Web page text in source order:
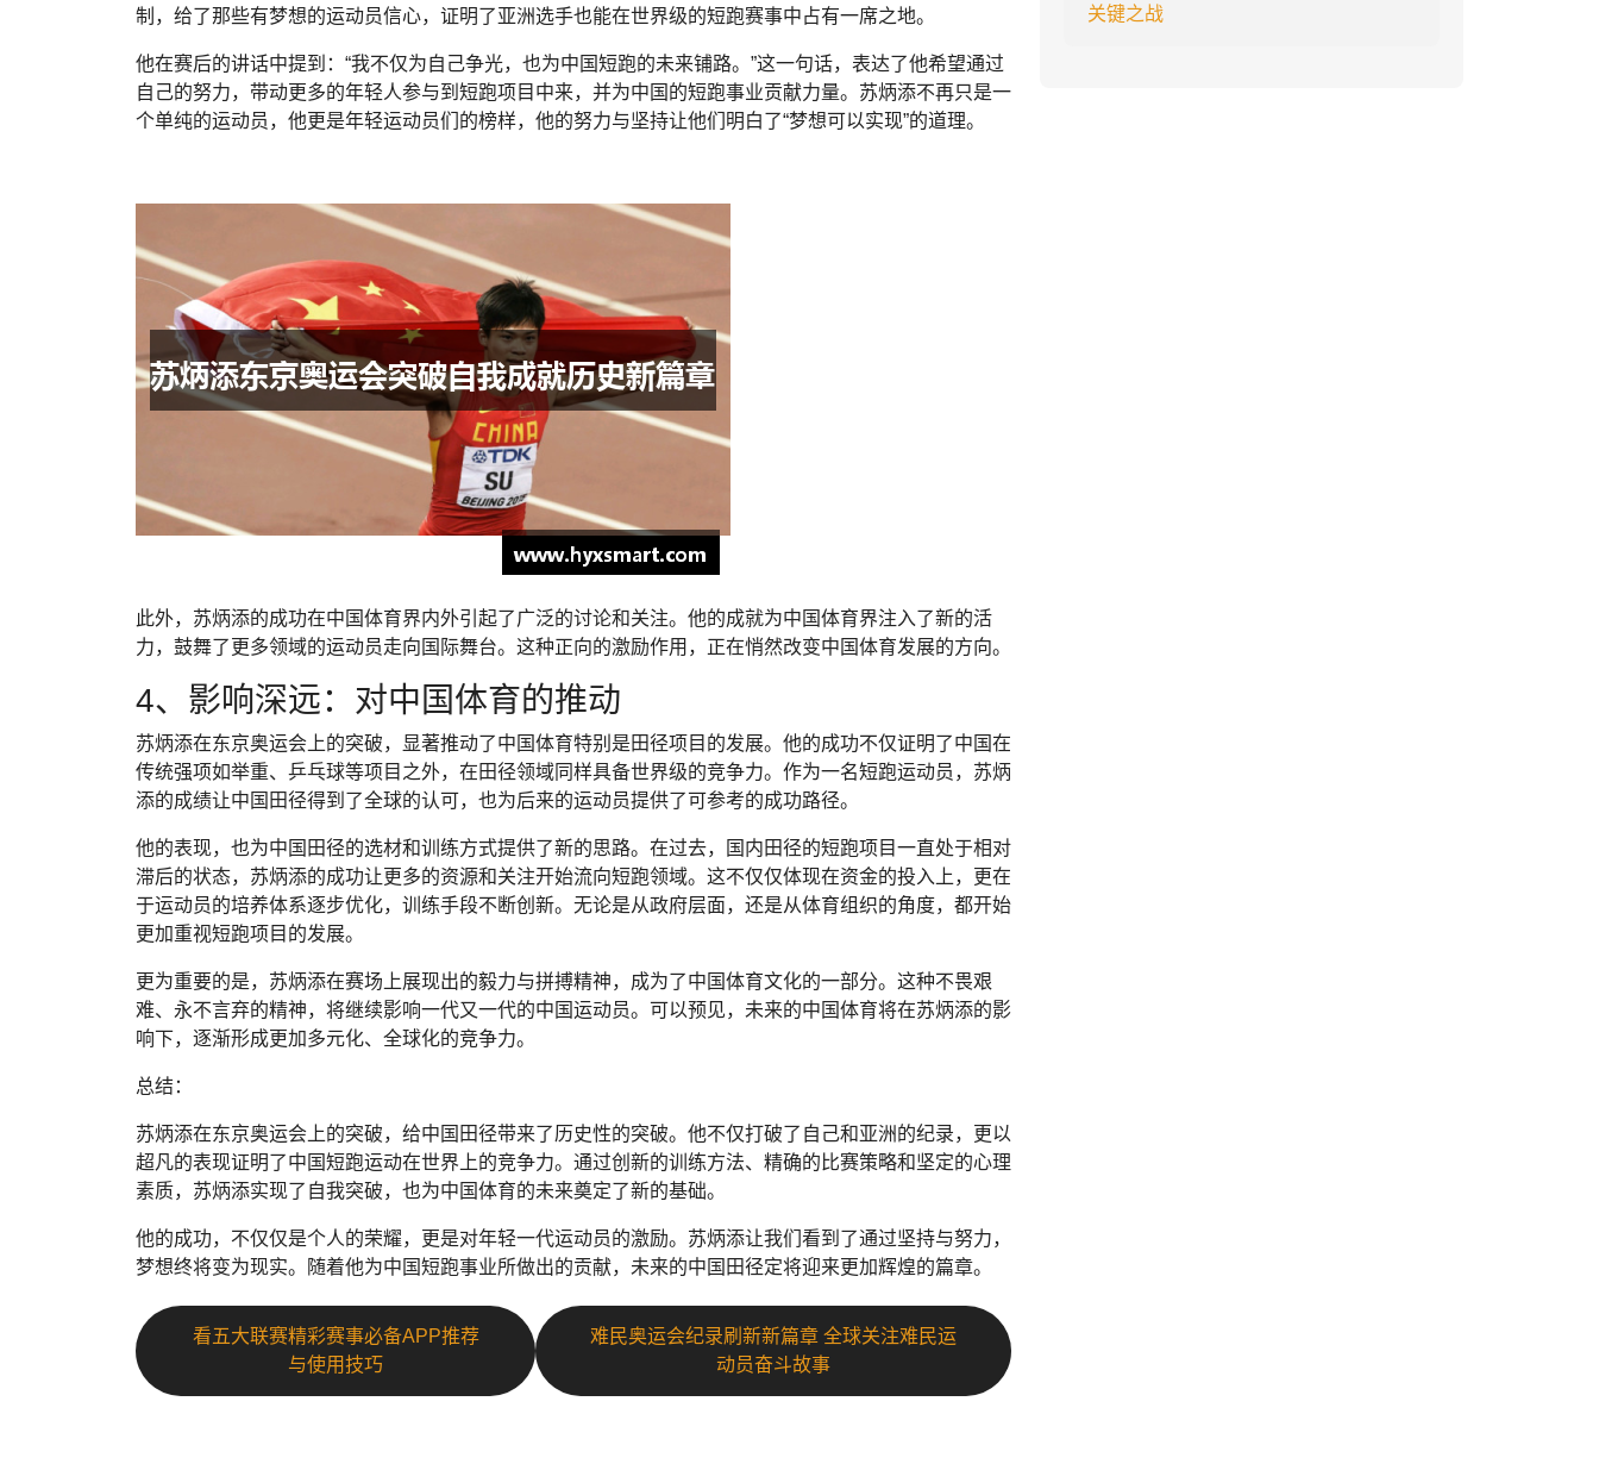
制，给了那些有梦想的运动员信心，证明了亚洲选手也能在世界级的短跑赛事中占有一席之地。
他在赛后的讲话中提到：“我不仅为自己争光，也为中国短跑的未来铺路。”这一句话，表达了他希望通过
自己的努力，带动更多的年轻人参与到短跑项目中来，并为中国的短跑事业贡献力量。苏炳添不再只是一
个单纯的运动员，他更是年轻运动员们的榜样，他的努力与坚持让他们明白了“梦想可以实现”的道理。
此外，苏炳添的成功在中国体育界内外引起了广泛的讨论和关注。他的成就为中国体育界注入了新的活
力，鼓舞了更多领域的运动员走向国际舞台。这种正向的激励作用，正在悄然改变中国体育发展的方向。
4、影响深远：对中国体育的推动
苏炳添在东京奥运会上的突破，显著推动了中国体育特别是田径项目的发展。他的成功不仅证明了中国在
传统强项如举重、乒乓球等项目之外，在田径领域同样具备世界级的竞争力。作为一名短跑运动员，苏炳
添的成绩让中国田径得到了全球的认可，也为后来的运动员提供了可参考的成功路径。
他的表现，也为中国田径的选材和训练方式提供了新的思路。在过去，国内田径的短跑项目一直处于相对
滞后的状态，苏炳添的成功让更多的资源和关注开始流向短跑领域。这不仅仅体现在资金的投入上，更在
于运动员的培养体系逐步优化，训练手段不断创新。无论是从政府层面，还是从体育组织的角度，都开始
更加重视短跑项目的发展。
更为重要的是，苏炳添在赛场上展现出的毅力与拼搏精神，成为了中国体育文化的一部分。这种不畏艰
难、永不言弃的精神，将继续影响一代又一代的中国运动员。可以预见，未来的中国体育将在苏炳添的影
响下，逐渐形成更加多元化、全球化的竞争力。
总结：
苏炳添在东京奥运会上的突破，给中国田径带来了历史性的突破。他不仅打破了自己和亚洲的纪录，更以
超凡的表现证明了中国短跑运动在世界上的竞争力。通过创新的训练方法、精确的比赛策略和坚定的心理
素质，苏炳添实现了自我突破，也为中国体育的未来奠定了新的基础。
他的成功，不仅仅是个人的荣耀，更是对年轻一代运动员的激励。苏炳添让我们看到了通过坚持与努力，
梦想终将变为现实。随着他为中国短跑事业所做出的贡献，未来的中国田径定将迎来更加辉煌的篇章。
看五大联赛精彩赛事必备APP推荐
与使用技巧
难民奥运会纪录刷新新篇章 全球关注难民运
动员奋斗故事
关键之战